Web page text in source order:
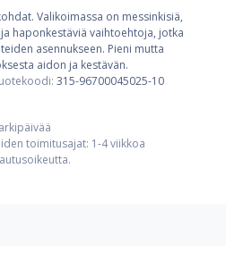
Valikoimassa on messinkisiä,
haponkestäviä vaihtoehtoja, jotka
asennukseen. Pieni mutta
aidon ja kestävän.
315-96700045025-10
toimitusajat: 1-4 viikkoa